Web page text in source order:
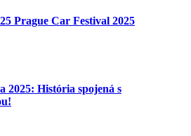
Prague Car Festival 2025
2025: História spojená s